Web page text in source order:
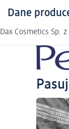
Dane
Dax Cosmetics Sp.